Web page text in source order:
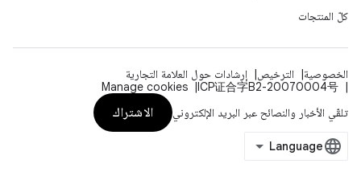
كلّ المنتجات
الخصوصية الترخيص
إرشادات حول العلامة التجارية
ICP证合字B2-20070004号
Manage cookies
تلقّي الأخبار والنصائح عبر البريد الإلكتروني
الاشتراك